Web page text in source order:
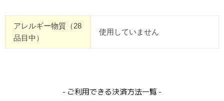
アレルギー物質（28
品目中）
使用していません
- ご利用できる決済方法一覧 -